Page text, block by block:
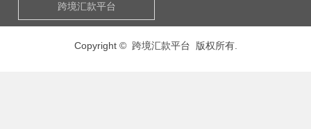
跨境汇款平台
Copyright © 跨境汇款平台 版权所有.